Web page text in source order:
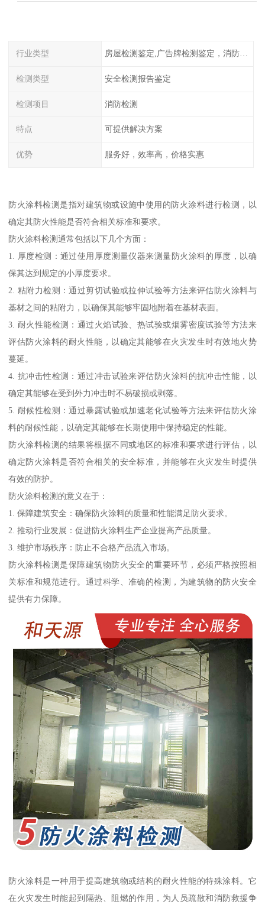
行业类型 房屋检测鉴定,广告牌检测鉴定，消防检测
检测类型 安全检测报告鉴定
检测项目 消防检测
特点 可提供解决方案
优势 服务好，效率高，价格实惠
防火涂料检测是指对建筑物或设施中使用的防火涂料进行检测，以
确定其防火性能是否符合相关标准和要求。
防火涂料检测通常包括以下几个方面：
1. 厚度检测：通过使用厚度测量仪器来测量防火涂料的厚度，以确
保其达到规定的小厚度要求。
2. 粘附力检测：通过剪切试验或拉伸试验等方法来评估防火涂料与
基材之间的粘附力，以确保其能够牢固地附着在基材表面。
3. 耐火性能检测：通过火焰试验、热试验或烟雾密度试验等方法来
评估防火涂料的耐火性能，以确定其能够在火灾发生时有效地火势
蔓延。
4. 抗冲击性检测：通过冲击试验来评估防火涂料的抗冲击性能，以
确定其能够在受到外力冲击时不易破损或剥落。
5. 耐候性检测：通过暴露试验或加速老化试验等方法来评估防火涂
料的耐候性能，以确定其能够在长期使用中保持稳定的性能。
防火涂料检测的结果将根据不同或地区的标准和要求进行评估，以
确定防火涂料是否符合相关的安全标准，并能够在火灾发生时提供
有效的防护。
防火涂料检测的意义在于：
1. 保障建筑安全：确保防火涂料的质量和性能满足防火要求。
2. 推动行业发展：促进防火涂料生产企业提高产品质量。
3. 维护市场秩序：防止不合格产品流入市场。
防火涂料检测是保障建筑物防火安全的重要环节，必须严格按照相
关标准和规范进行。通过科学、准确的检测，为建筑物的防火安全
提供有力保障。
防火涂料是一种用于提高建筑物或结构的耐火性能的特殊涂料。它
在火灾发生时能起到隔热、阻燃的作用，为人员疏散和消防救援争